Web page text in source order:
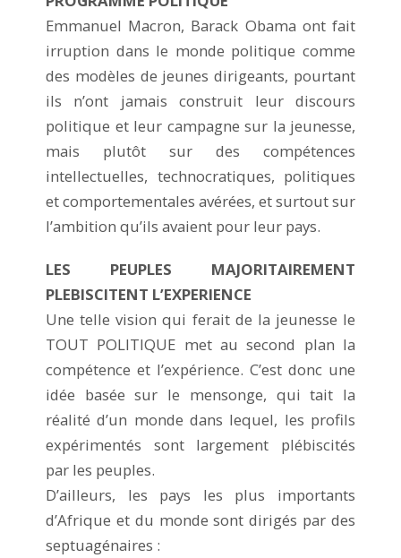
Emmanuel Macron, Barack Obama ont fait
irruption dans le monde politique comme
des modèles de jeunes dirigeants, pourtant
ils n’ont jamais construit leur discours
politique et leur campagne sur la jeunesse,
mais plutôt sur des compétences
intellectuelles, technocratiques, politiques
et comportementales avérées, et surtout sur
l’ambition qu’ils avaient pour leur pays.
LES PEUPLES MAJORITAIREMENT
PLEBISCITENT L’EXPERIENCE
Une telle vision qui ferait de la jeunesse le
TOUT POLITIQUE met au second plan la
compétence et l’expérience. C’est donc une
idée basée sur le mensonge, qui tait la
réalité d’un monde dans lequel, les profils
expérimentés sont largement plébiscités
par les peuples.
D’ailleurs, les pays les plus importants
d’Afrique et du monde sont dirigés par des
septuagénaires :